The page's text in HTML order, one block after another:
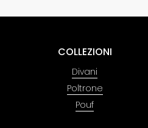
COLLEZIONI
Divani
Poltrone
Pouf